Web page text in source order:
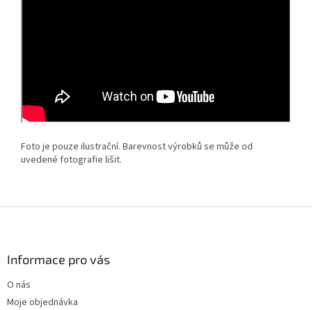
Foto je pouze ilustrační. Barevnost výrobků se může od
uvedené fotografie lišit.
Informace pro vás
O nás
Moje objednávka